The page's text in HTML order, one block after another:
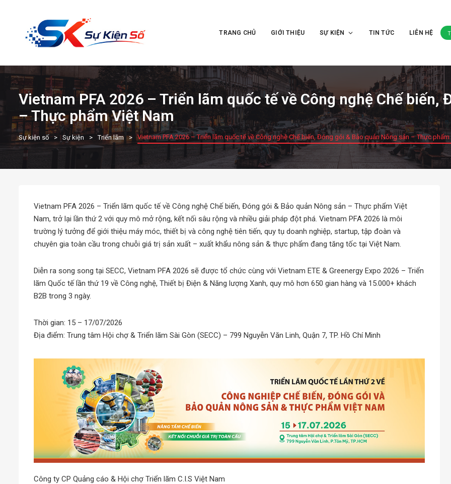
TRANG CHỦ GIỚI THIỆU SỰ KIỆN TIN TỨC LIÊN HỆ
Vietnam PFA 2026 – Triển lãm quốc tế về Công nghệ Chế biến,
– Thực phẩm Việt Nam
Sự kiện số Sự kiện Triển lãm Vietnam PFA 2026 – Triển lãm quốc tế về Công nghệ Chế biến, Đóng gói & Bảo quản Nông sản – Thực phẩm
Vietnam PFA 2026 – Triển lãm quốc tế về Công nghệ Chế biến, Đóng gói & Bảo quản Nông sản – Thực phẩm Việt
Nam, trở lại lần thứ 2 với quy mô mở rộng, kết nối sâu rộng và nhiều giải pháp đột phá. Vietnam PFA 2026 là môi
trường lý tưởng để giới thiệu máy móc, thiết bị và công nghệ tiên tiến, quy tụ doanh nghiệp, startup, tập đoàn và
chuyên gia toàn cầu trong chuỗi giá trị sản xuất – xuất khẩu nông sản & thực phẩm đang tăng tốc tại Việt Nam.
Diễn ra song song tại SECC, Vietnam PFA 2026 sẽ được tổ chức cùng với Vietnam ETE & Greenergy Expo 2026 – Triển
lãm Quốc tế lần thứ 19 về Công nghệ, Thiết bị Điện & Năng lượng Xanh, quy mô hơn 650 gian hàng và 15.000+ khách
B2B trong 3 ngày.
Thời gian: 15 – 17/07/2026
Địa điểm: Trung tâm Hội chợ & Triển lãm Sài Gòn (SECC) – 799 Nguyễn Văn Linh, Quận 7, TP. Hồ Chí Minh
Công ty CP Quảng cáo & Hội chợ Triển lãm C.I.S Việt Nam